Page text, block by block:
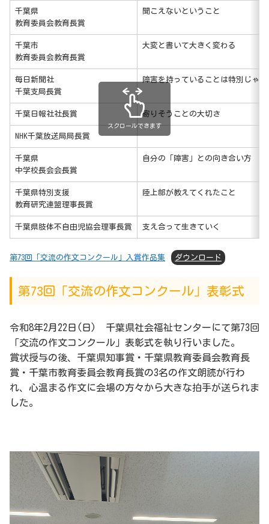
千葉県
教育委員会教育長賞
聞こえないということ
千葉市
教育委員会教育長賞
大変と書いて大きく変わる
毎日新聞社
千葉支局長賞
障害を持っていることは特別じゃな
千葉日報社社長賞 寄りそうことの大切さ
NHK千葉放送局局長賞
千葉県
中学校長会会長賞
自分の「障害」との向き合い方
千葉県特別支援
教育研究連盟理事長賞
陸上部が教えてくれたこと
千葉県肢体不自由児協会理事長賞 支え合って生きていく
スクロールできます
第73回「交流の作文コンクール」入賞作品集 ダウンロード
第73回「交流の作文コンクール」表彰式
令和8年2月22日(日) 千葉県社会福祉センターにて第73回
「交流の作文コンクール」表彰式を執り行いました。
賞状授与の後、千葉県知事賞・千葉県教育委員会教育長
賞・千葉市教育委員会教育長賞の3名の作文朗読が行わ
れ、心温まる作文に会場の方々から大きな拍手が送られま
した。